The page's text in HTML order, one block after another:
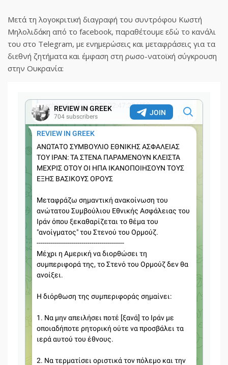
Μετά τη λογοκριτική διαγραφή του συντρόφου Κωστή
Μηλολιδάκη από το facebook, παραθέτουμε εδώ το κανάλι
του στο Telegram, με ενημερώσεις και μεταφράσεις για τα
διεθνή ζητήματα και έμφαση στη ρωσο-νατοϊκή σύγκρουση
στην Ουκρανία: